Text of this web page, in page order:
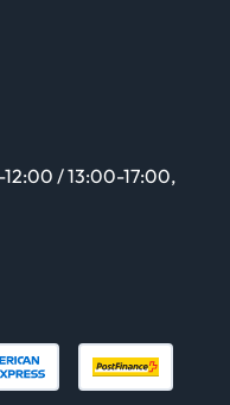
/ 13:00-17:00,